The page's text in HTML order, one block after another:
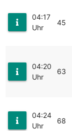
04:17
Uhr
45
04:20
Uhr
63
04:24
Uhr
68